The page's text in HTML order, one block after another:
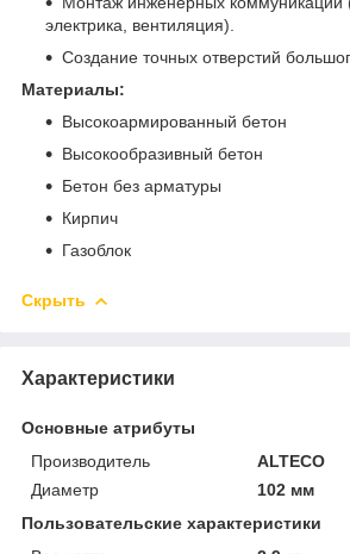
электрика, вентиляция).
Создание точных отверстий
Материалы:
Высокоармированный бетон
Высокообразивный бетон
Бетон без арматуры
Кирпич
Газоблок
Скрыть
Характеристики
Основные атрибуты
Производитель
ALTECO
Диаметр
102 мм
Пользовательские характеристики